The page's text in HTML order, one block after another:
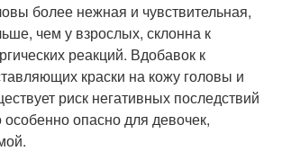
более нежная и чувствительная,
чем у взрослых, склонна к
реакций. Вдобавок к
краски на кожу головы и
риск негативных последствий
опасно для девочек,